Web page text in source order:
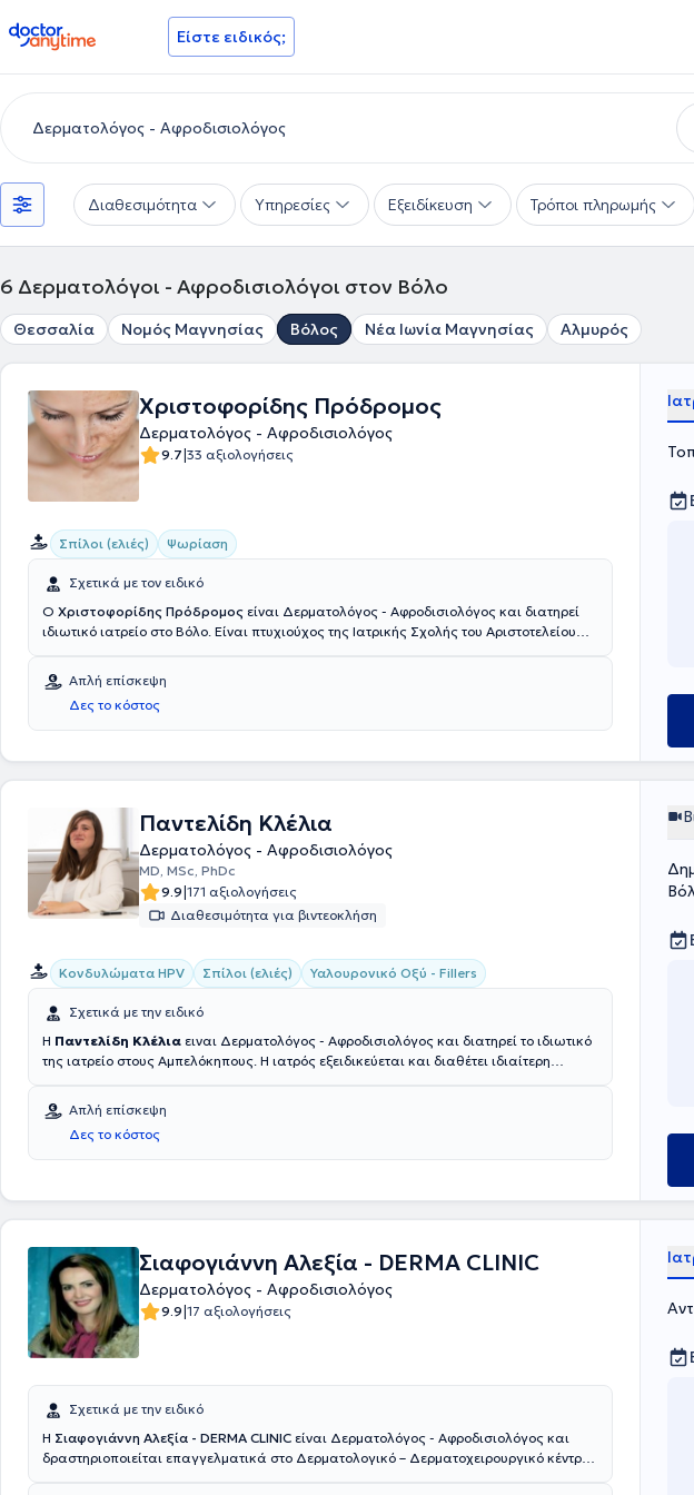
doctoranytime Είστε ειδικός;
Διαθεσιμότητα Υπηρεσίες Εξειδίκευση Τρόποι πληρωμής
6 Δερματολόγοι - Αφροδισιολόγοι στον Βόλο
Θεσσαλία Νομός Μαγνησίας Βόλος Νέα Ιωνία Μαγνησίας Αλμυρός
Χριστοφορίδης Πρόδρομος
Δερματολόγος - Αφροδισιολόγος
9.7|33 αξιολογήσεις
Σπίλοι (ελιές) Ψωρίαση
Σχετικά με τον ειδικό
Ο Χριστοφορίδης Πρόδρομος είναι Δερματολόγος - Αφροδισιολόγος και διατηρεί
ιδιωτικό ιατρείο στο Βόλο. Είναι πτυχιούχος της Ιατρικής Σχολής του Αριστοτελείου
Αφροδισιολογία στο Νοσοκομείο Αφροδισίων και Δερματικών Νόσων Θεσσαλονίκης.
Έχει λάβει μέρος σε όλα σχεδόν τα πανευρωπαϊκά και ελληνικά συνέδρια που
αφορούν την Δερματολογία και την Δερματοχειρουργική, με στόχο τη διαρκή
επιμόρφωση στον τομέα του. Στο ιατρείο του προσφέρει εξειδικευμένες υπηρεσίες σε
Απλή επίσκεψη
Δες το κόστος
Παντελίδη Κλέλια
Δερματολόγος - Αφροδισιολόγος
MD, MSc, PhDc
9.9|171 αξιολογήσεις
Διαθεσιμότητα για βιντεοκλήση
Κονδυλώματα HPV Σπίλοι (ελιές) Υαλουρονικό Οξύ - Fillers
Σχετικά με την ειδικό
Η Παντελίδη Κλέλια ειναι Δερματολόγος - Αφροδισιολόγος και διατηρεί το ιδιωτικό
της ιατρείο στους Αμπελόκηπους. Η ιατρός εξειδικεύεται και διαθέτει ιδιαίτερη
και παίδων, τις Δερματοπάθειες Κύησης, τα Κονδυλώματα HPV, τα Σεξουαλικώς
Μεταδιδόμενα Νοσήματα καθώς και την Ψωρίαση. Στο ιατρείο της αντιμετωπίζει
πλήθος περιστατικών έχοντας πάντα στο επίκεντρο την καλύτερη δυνατή εξυπηρέτηση
των ιατρικών αναγκών κάθε ασθενούς.
Απλή επίσκεψη
Δες το κόστος
Σιαφογιάννη Αλεξία - DERMA CLINIC
Δερματολόγος - Αφροδισιολόγος
9.9|17 αξιολογήσεις
Σχετικά με την ειδικό
Η Σιαφογιάννη Αλεξία - DERMA CLINIC είναι Δερματολόγος - Αφροδισιολόγος και
δραστηριοποιείται επαγγελματικά στο Δερματολογικό – Δερματοχειρουργικό κέντρο